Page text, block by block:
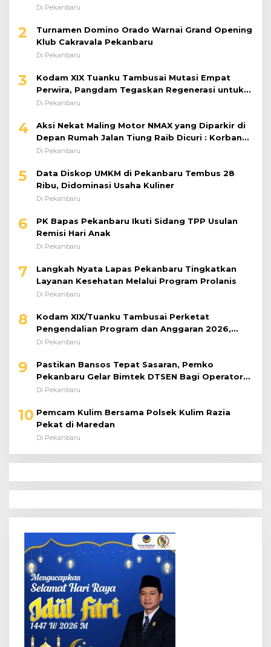
Bantuan Sosial
Di Pekanbaru
2
Turnamen Domino Orado Warnai Grand Opening
Klub Cakravala Pekanbaru
Di Pekanbaru
3
Kodam XIX Tuanku Tambusai Mutasi Empat
Perwira, Pangdam Tegaskan Regenerasi untuk
Perkuat Kinerja Satuan
Di Pekanbaru
4
Aksi Nekat Maling Motor NMAX yang Diparkir di
Depan Rumah Jalan Tiung Raib Dicuri : Korban
Minta Pelaku Ditangkap Pihak Kepolisian
Di Pekanbaru
5
Data Diskop UMKM di Pekanbaru Tembus 28
Ribu, Didominasi Usaha Kuliner
Di Pekanbaru
6
PK Bapas Pekanbaru Ikuti Sidang TPP Usulan
Remisi Hari Anak
Di Pekanbaru
7
Langkah Nyata Lapas Pekanbaru Tingkatkan
Layanan Kesehatan Melalui Program Prolanis
Di Pekanbaru
8
Kodam XIX/Tuanku Tambusai Perketat
Pengendalian Program dan Anggaran 2026,
Pastikan Kinerja Tepat Sasaran
Di Pekanbaru
9
Pastikan Bansos Tepat Sasaran, Pemko
Pekanbaru Gelar Bimtek DTSEN Bagi Operator
Puskessos
Di Pekanbaru
10 Pemcam Kulim Bersama Polsek Kulim Razia
Pekat di Maredan
Di Pekanbaru